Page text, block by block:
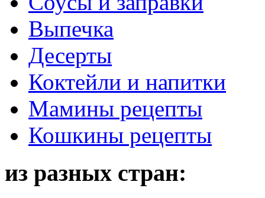
Выпечка
Десерты
Коктейли и напитки
Мамины рецепты
Кошкины рецепты
из разных стран: